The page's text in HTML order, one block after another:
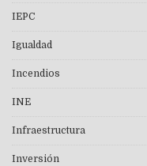
IEPC
Igualdad
Incendios
INE
Infraestructura
Inversión